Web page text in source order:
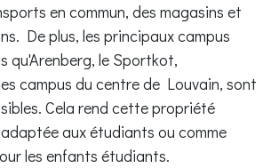
en commun, des magasins et
De plus, les principaux campus
qu'Arenberg, le Sportkot,
campus du centre de Louvain, sont
Cela rend cette propriété
aux étudiants ou comme
les enfants étudiants.